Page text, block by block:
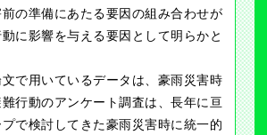
の準備にあたる要因の組み合わせが
に影響を与える要因として明らかと
で用いているデータは、豪雨災害時
行動のアンケート調査は、長年に亘
で検討してきた豪雨災害時に統一的